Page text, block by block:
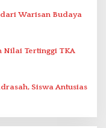
Warisan Budaya
Nilai Tertinggi TKA
Siswa Antusias